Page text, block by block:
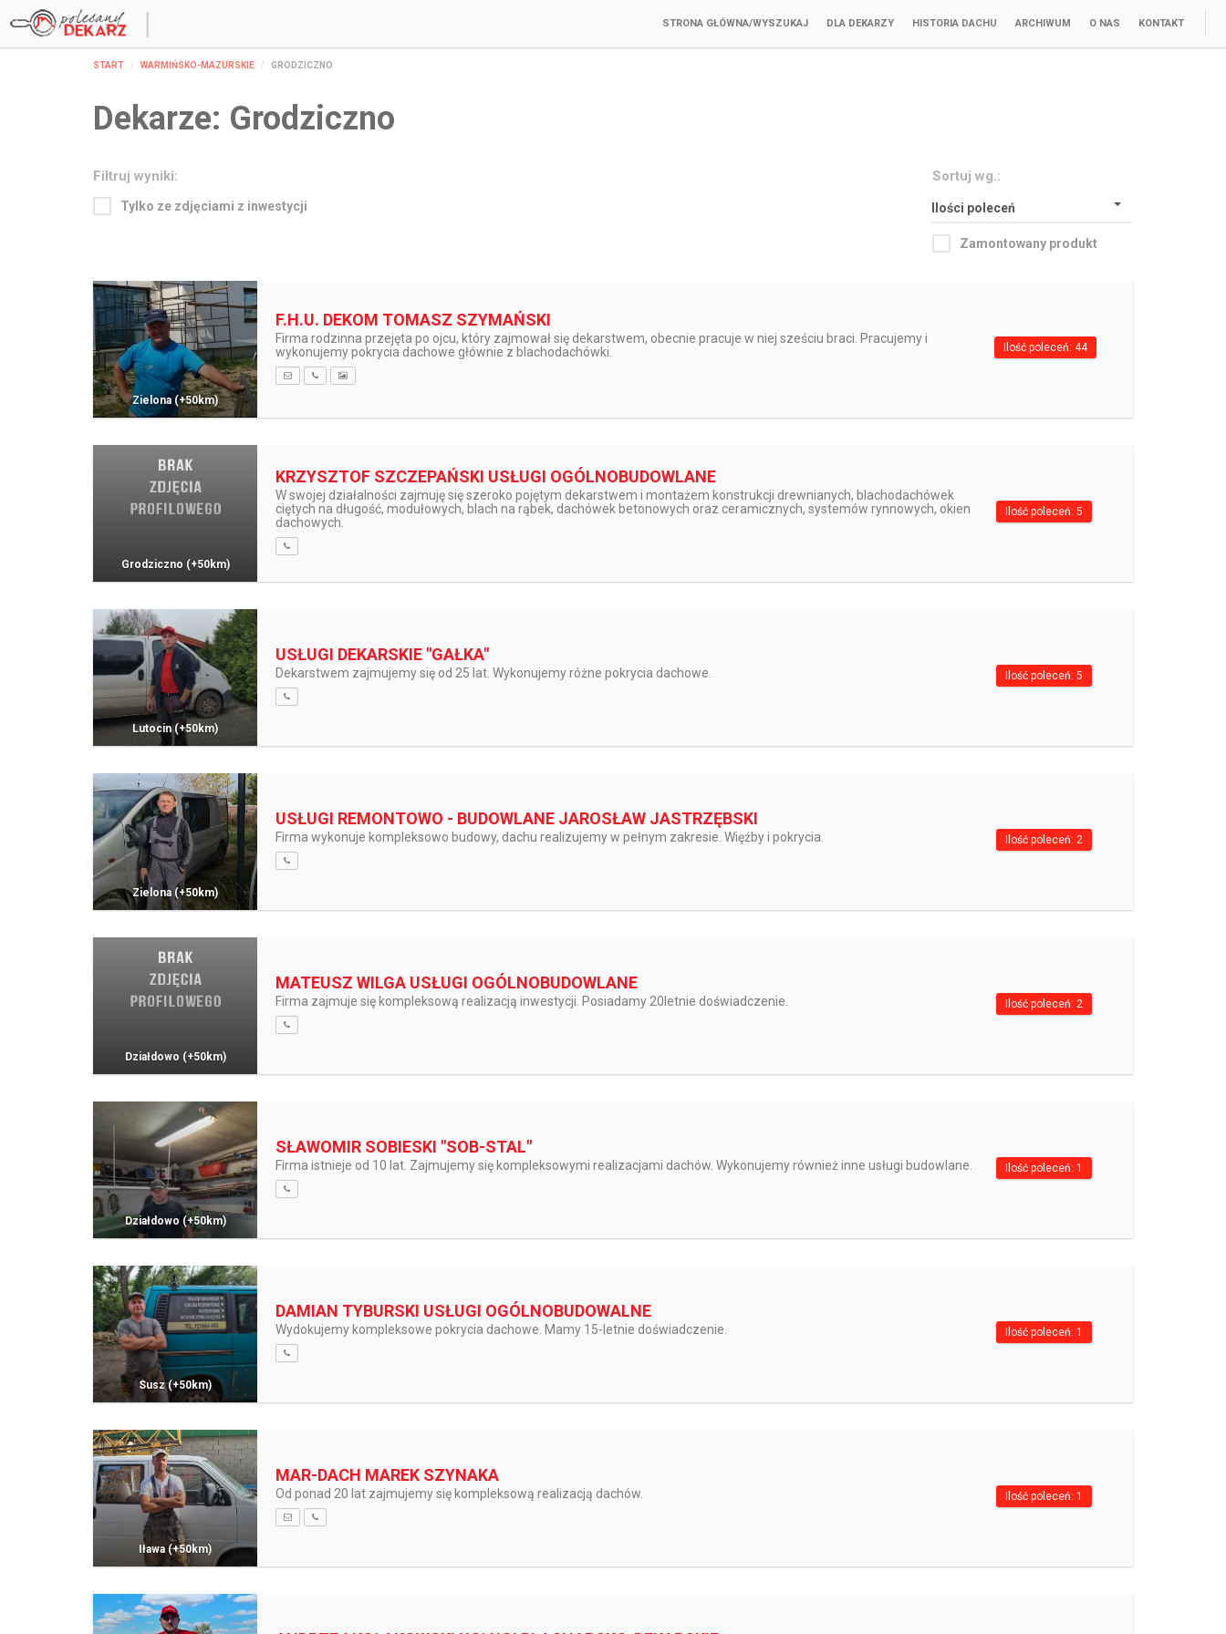
STRONA GŁÓWNA/WYSZUKAJ DLA DEKARZY HISTORIA DACHU ARCHIWUM O NAS KONTAKT
START WARMIŃSKO-MAZURSKIE GRODZICZNO
Dekarze: Grodziczno
Filtruj wyniki:
Tylko ze zdjęciami z inwestycji
Sortuj wg.:
Ilości poleceń
Zamontowany produkt
Zielona (+50km)
F.H.U. DEKOM TOMASZ SZYMAŃSKI
Firma rodzinna przejęta po ojcu, który zajmował się dekarstwem, obecnie pracuje w niej sześciu braci. Pracujemy i
wykonujemy pokrycia dachowe głównie z blachodachówki.
Ilość poleceń: 44
Grodziczno (+50km)
KRZYSZTOF SZCZEPAŃSKI USŁUGI OGÓLNOBUDOWLANE
W swojej działalności zajmuję się szeroko pojętym dekarstwem i montażem konstrukcji drewnianych, blachodachówek
ciętych na długość, modułowych, blach na rąbek, dachówek betonowych oraz ceramicznych, systemów rynnowych, okien
dachowych.
Ilość poleceń: 5
Lutocin(+50km)
USŁUGI DEKARSKIE "GAŁKA"
Dekarstwem zajmujemy się od 25 lat. Wykonujemy różne pokrycia dachowe. Ilość poleceń: 5
Zielona (+50km)
USŁUGI REMONTOWO - BUDOWLANE JAROSŁAW JASTRZĘBSKI
Firma wykonuje kompleksowo budowy, dachu realizujemy w pełnym zakresie. Więźby i pokrycia. Ilość poleceń: 2
Działdowo (+50km)
MATEUSZ WILGA USŁUGI OGÓLNOBUDOWLANE
Firma zajmuje się kompleksową realizacją inwestycji. Posiadamy 20letnie doświadczenie. Ilość poleceń: 2
Działdowo (+50km)
SŁAWOMIR SOBIESKI "SOB-STAL"
Firma istnieje od 10 lat. Zajmujemy się kompleksowymi realizacjami dachów. Wykonujemy również inne usługi budowlane. Ilość poleceń: 1
Susz(+50km)
DAMIAN TYBURSKI USŁUGI OGÓLNOBUDOWALNE
Wydokujemy kompleksowe pokrycia dachowe. Mamy 15-letnie doświadczenie. Ilość poleceń: 1
Iława(+50km)
MAR-DACH MAREK SZYNAKA
Od ponad 20 lat zajmujemy się kompleksową realizacją dachów. Ilość poleceń: 1